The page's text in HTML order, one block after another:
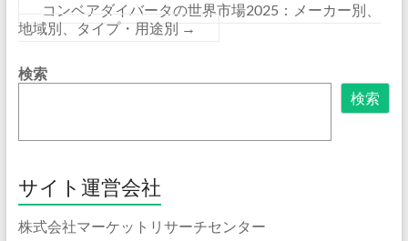
コンベアダイバータの世界市場2025：メーカー別、
地域別、タイプ・用途別 →
検索
検索
サイト運営会社
株式会社マーケットリサーチセンター